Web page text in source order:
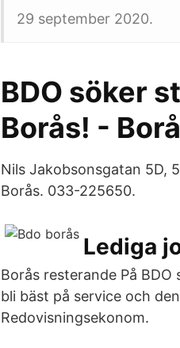
29 september 2020.
BDO söker
Borås! -
Nils Jakobsonsgatan 5D,
Borås. 033-225650.
Lediga
Borås resterande På
bli bäst på service och
Redovisningsekonom.